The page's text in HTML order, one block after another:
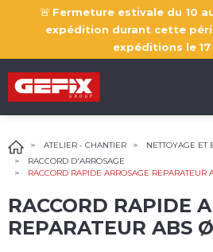
🚨 Fermeture estivale du 10
expédition durant cette
expéditions le
ATELIER - CHANTIER
NETTOYAGE ET
RACCORD D'ARROSAGE
RACCORD RAPIDE ARROSAGE REPARATEUR
RACCORD RAPIDE
REPARATEUR ABS